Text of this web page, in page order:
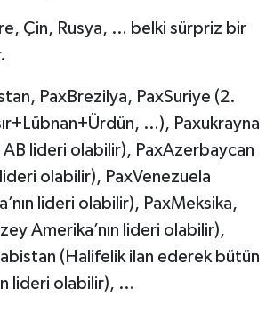
Çin, Rusya, … belki sürpriz bir
PaxBrezilya, PaxSuriye (2.
…), Paxukrayna
AB lideri olabilir), PaxAzerbaycan
lideri olabilir), PaxVenezuela
lideri olabilir), PaxMeksika,
Amerika’nın lideri olabilir),
(Halifelik ilan ederek bütün
lideri olabilir), …